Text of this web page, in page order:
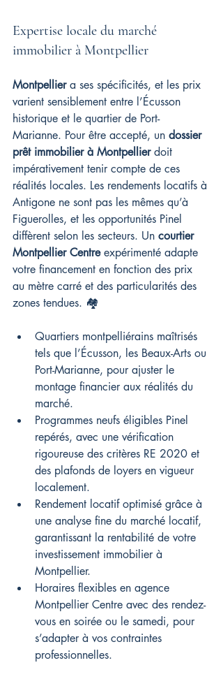
Expertise locale du marché
immobilier à Montpellier
Montpellier a ses spécificités, et les prix
varient sensiblement entre l’Écusson
historique et le quartier de Port-
Marianne. Pour être accepté, un dossier
prêt immobilier à Montpellier doit
impérativement tenir compte de ces
réalités locales. Les rendements locatifs à
Antigone ne sont pas les mêmes qu’à
Figuerolles, et les opportunités Pinel
diffèrent selon les secteurs. Un courtier
Montpellier Centre expérimenté adapte
votre financement en fonction des prix
au mètre carré et des particularités des
zones tendues. 🏘️
Quartiers montpelliérains maîtrisés
tels que l’Écusson, les Beaux-Arts ou
Port-Marianne, pour ajuster le
montage financier aux réalités du
marché.
Programmes neufs éligibles Pinel
repérés, avec une vérification
rigoureuse des critères RE 2020 et
des plafonds de loyers en vigueur
localement.
Rendement locatif optimisé grâce à
une analyse fine du marché locatif,
garantissant la rentabilité de votre
investissement immobilier à
Montpellier.
Horaires flexibles en agence
Montpellier Centre avec des rendez-
vous en soirée ou le samedi, pour
s’adapter à vos contraintes
professionnelles.